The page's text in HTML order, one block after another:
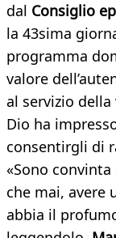
dal Consiglio
la 43sima
programma
valore
al servizio della
Dio ha
consentirgli di
«Sono
che mai, avere
abbia il